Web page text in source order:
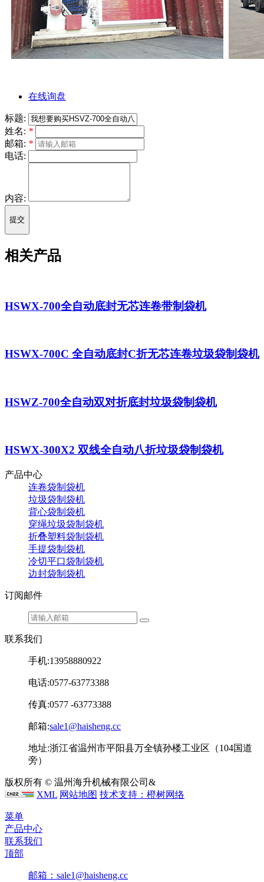
在线询盘
标题:
姓名: *
邮箱: *
电话:
内容:
提交
相关产品
HSWX-700全自动底封无芯连卷带制袋机
HSWX-700C 全自动底封C折无芯连卷垃圾袋制袋机
HSWZ-700全自动双对折底封垃圾袋制袋机
HSWX-300X2 双线全自动八折垃圾袋制袋机
产品中心
连卷袋制袋机
垃圾袋制袋机
背心袋制袋机
穿绳垃圾袋制袋机
折叠塑料袋制袋机
手提袋制袋机
冷切平口袋制袋机
边封袋制袋机
订阅邮件
联系我们
手机:13958880922
电话:0577-63773388
传真:0577 -63773388
邮箱:sale1@haisheng.cc
地址:浙江省温州市平阳县万全镇孙楼工业区（104国道
旁）
版权所有 © 温州海升机械有限公司&
XML 网站地图 技术支持：橙树网络
菜单
产品中心
联系我们
顶部
邮箱：sale1@haisheng.cc